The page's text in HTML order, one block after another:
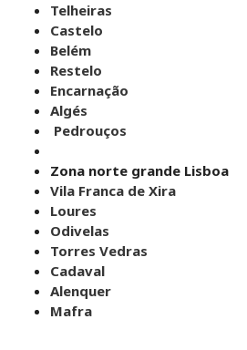
Telheiras
Castelo
Belém
Restelo
Encarnação
Algés
Pedrouços
Zona norte grande Lisboa
Vila Franca de Xira
Loures
Odivelas
Torres Vedras
Cadaval
Alenquer
Mafra